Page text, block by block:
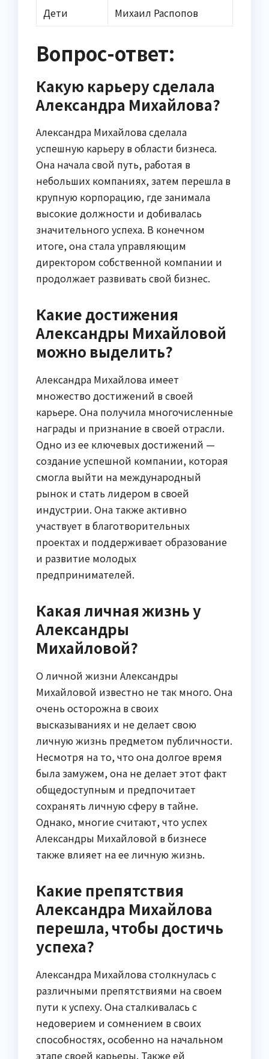
Дети Михаил Распопов
Вопрос-ответ:
Какую карьеру сделала
Александра Михайлова?
Александра Михайлова сделала
успешную карьеру в области бизнеса.
Она начала свой путь, работая в
небольших компаниях, затем перешла в
крупную корпорацию, где занимала
высокие должности и добивалась
значительного успеха. В конечном
итоге, она стала управляющим
директором собственной компании и
продолжает развивать свой бизнес.
Какие достижения
Александры Михайловой
можно выделить?
Александра Михайлова имеет
множество достижений в своей
карьере. Она получила многочисленные
награды и признание в своей отрасли.
Одно из ее ключевых достижений —
создание успешной компании, которая
смогла выйти на международный
рынок и стать лидером в своей
индустрии. Она также активно
участвует в благотворительных
проектах и поддерживает образование
и развитие молодых
предпринимателей.
Какая личная жизнь у
Александры
Михайловой?
О личной жизни Александры
Михайловой известно не так много. Она
очень осторожна в своих
высказываниях и не делает свою
личную жизнь предметом публичности.
Несмотря на то, что она долгое время
была замужем, она не делает этот факт
общедоступным и предпочитает
сохранять личную сферу в тайне.
Однако, многие считают, что успех
Александры Михайловой в бизнесе
также влияет на ее личную жизнь.
Какие препятствия
Александра Михайлова
перешла, чтобы достичь
успеха?
Александра Михайлова столкнулась с
различными препятствиями на своем
пути к успеху. Она сталкивалась с
недоверием и сомнением в своих
способностях, особенно на начальном
этапе своей карьеры. Также ей